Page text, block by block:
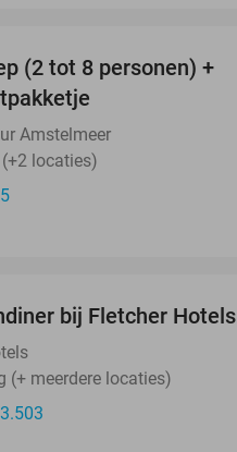
(2 tot 8 personen) +
Amstelmeer
locaties)
bij Fletcher Hotels
(+ meerdere locaties)